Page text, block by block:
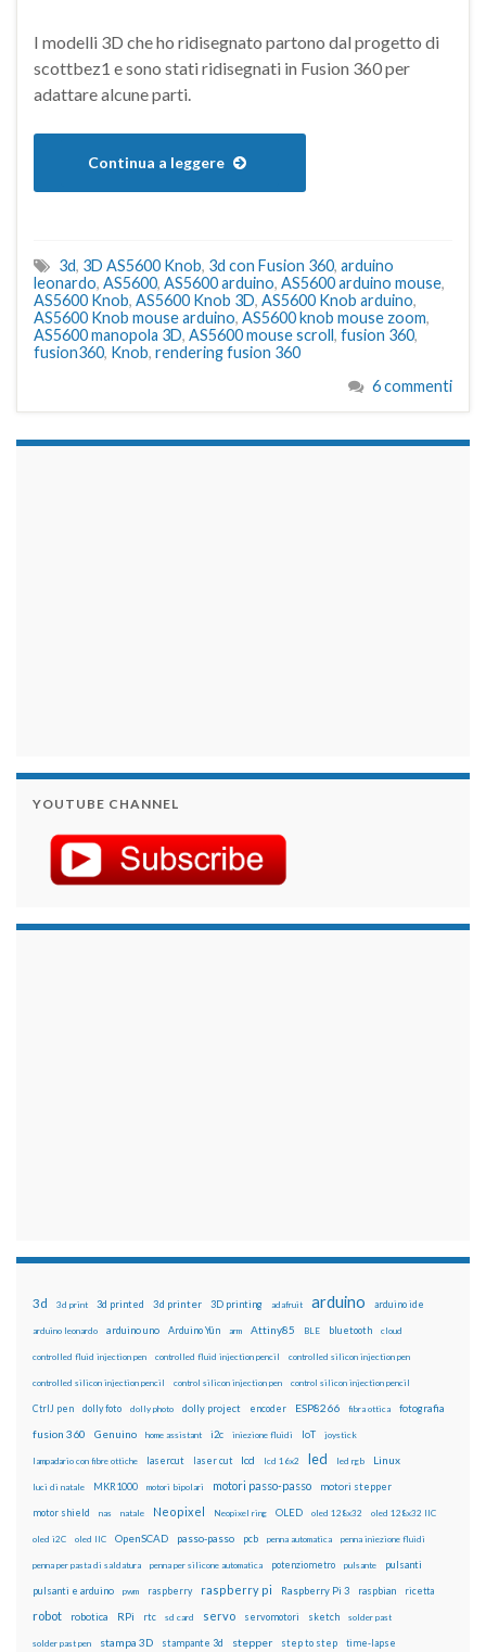
I modelli 3D che ho ridisegnato partono dal progetto di
scottbez1 e sono stati ridisegnati in Fusion 360 per
adattare alcune parti.
Continua a leggere
3d, 3D AS5600 Knob, 3d con Fusion 360, arduino
leonardo, AS5600, AS5600 arduino, AS5600 arduino mouse,
AS5600 Knob, AS5600 Knob 3D, AS5600 Knob arduino,
AS5600 Knob mouse arduino, AS5600 knob mouse zoom,
AS5600 manopola 3D, AS5600 mouse scroll, fusion 360,
fusion360, Knob, rendering fusion 360
6 commenti
YOUTUBE CHANNEL
3d 3d print 3d printed 3d printer 3D printing adafruit arduino arduino ide
arduino leonardo arduino uno Arduino Yún arm Attiny85 BLE bluetooth cloud
controlled fluid injection pen controlled fluid injection pencil controlled silicon injection pen
controlled silicon injection pencil control silicon injection pen control silicon injection pencil
CtrlJ pen dolly foto dolly photo dolly project encoder ESP8266 fibra ottica fotografia
fusion 360 Genuino home assistant i2c iniezione fluidi IoT joystick
lampadario con fibre ottiche lasercut laser cut lcd lcd 16x2 led led rgb Linux
luci di natale MKR1000 motori bipolari motori passo-passo motori stepper
motor shield nas natale Neopixel Neopixel ring OLED oled 128x32 oled 128x32 IIC
oled i2C oled IIC OpenSCAD passo-passo pcb penna automatica penna iniezione fluidi
penna per pasta di saldatura penna per silicone automatica potenziometro pulsante pulsanti
pulsanti e arduino pwm raspberry raspberry pi Raspberry Pi 3 raspbian ricetta
robot robotica RPi rtc sd card servo servomotori sketch solder past
solder past pen stampa 3D stampante 3d stepper step to step time-lapse